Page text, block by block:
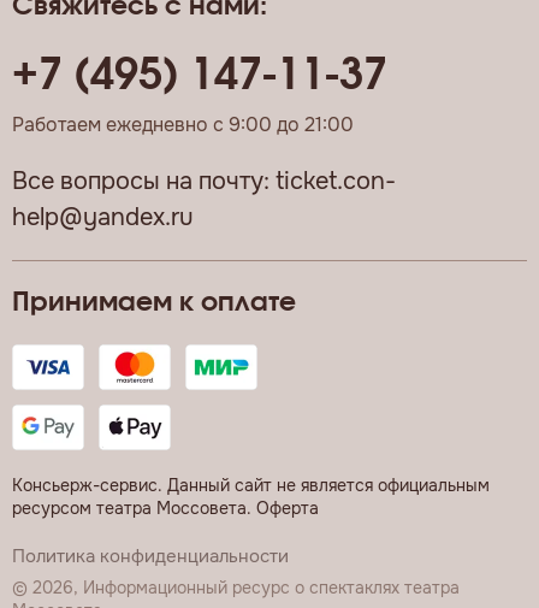
Принимаем к оплате
Консьерж-сервис. Данный сайт не является официальным
ресурсом театра Моссовета. Оферта
Политика конфиденциальности
© 2026, Информационный ресурс о спектаклях театра
Свяжитесь с нами:
+7 (495) 147-11-37
Работаем ежедневно с 9:00 до 21:00
Все вопросы на почту: ticket.con-
help@yandex.ru